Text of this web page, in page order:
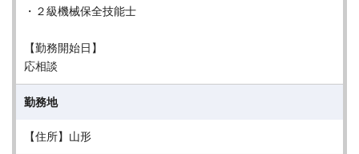
・２級機械保全技能士
【勤務開始日】
応相談
勤務地
【住所】山形